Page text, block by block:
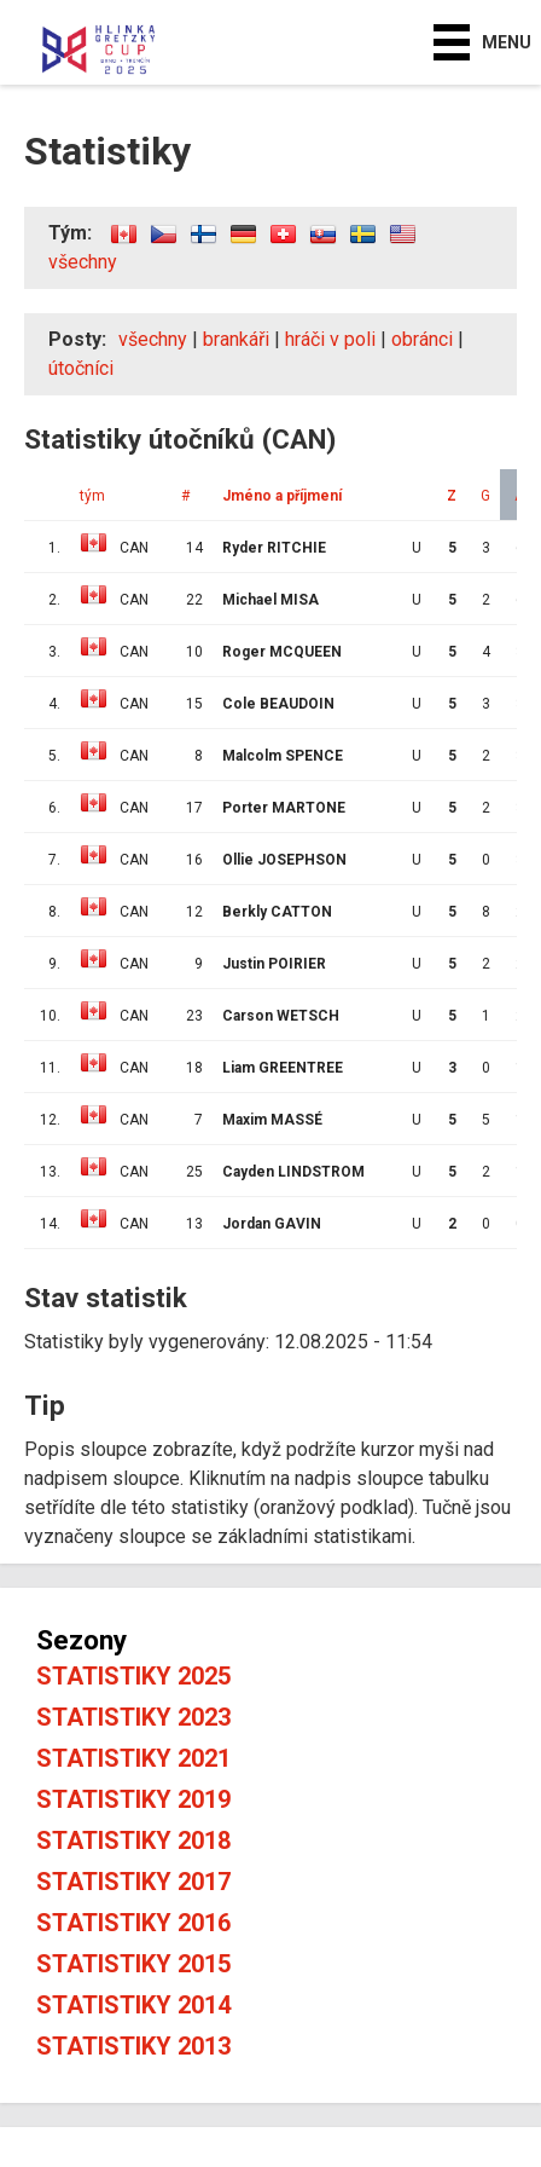
MENU
Statistiky
Tým:
všechny
Posty: všechny | brankáři | hráči v poli | obránci |
útočníci
Statistiky útočníků (CAN)
tým # Jméno a příjmení Z G A
1. CAN 14 Ryder RITCHIE U 5 3 6
2. CAN 22 Michael MISA U 5 2 6
3. CAN 10 Roger MCQUEEN U 5 4
4. CAN 15 Cole BEAUDOIN U 5 3
5. CAN 8 Malcolm SPENCE U 5 2
6. CAN 17 Porter MARTONE U 5 2
7. CAN 16 Ollie JOSEPHSON U 5 0
8. CAN 12 Berkly CATTON U 5 8 2
9. CAN 9 Justin POIRIER U 5 2 2
10. CAN 23 Carson WETSCH U 5 1 2
11. CAN 18 Liam GREENTREE U 3 0
12. CAN 7 Maxim MASSÉ U 5 5
13. CAN 25 Cayden LINDSTROM U 5 2
14. CAN 13 Jordan GAVIN U 2 0 0
Stav statistik
Statistiky byly vygenerovány: 12.08.2025 - 11:54
Tip
Popis sloupce zobrazíte, když podržíte kurzor myši nad
nadpisem sloupce. Kliknutím na nadpis sloupce tabulku
setřídíte dle této statistiky (oranžový podklad). Tučně jsou
vyznačeny sloupce se základními statistikami.
Sezony
STATISTIKY 2025
STATISTIKY 2023
STATISTIKY 2021
STATISTIKY 2019
STATISTIKY 2018
STATISTIKY 2017
STATISTIKY 2016
STATISTIKY 2015
STATISTIKY 2014
STATISTIKY 2013